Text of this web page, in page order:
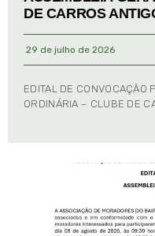
DE CARROS
29 de julho de 2026
EDITAL DE CONVOCAÇÃO
ORDINÁRIA – CLUBE DE